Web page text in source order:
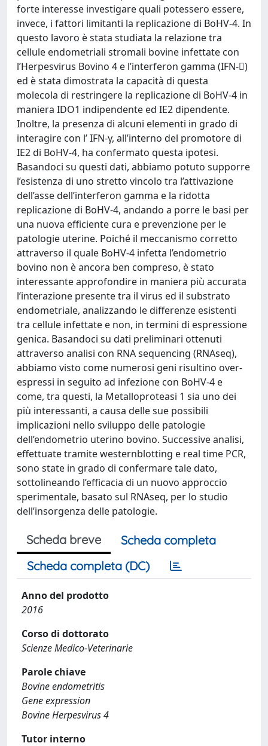
forte interesse investigare quali potessero essere,
invece, i fattori limitanti la replicazione di BoHV-4. In
questo lavoro è stata studiata la relazione tra
cellule endometriali stromali bovine infettate con
l’Herpesvirus Bovino 4 e l’interferon gamma (IFN-)
ed è stata dimostrata la capacità di questa
molecola di restringere la replicazione di BoHV-4 in
maniera IDO1 indipendente ed IE2 dipendente.
Inoltre, la presenza di alcuni elementi in grado di
interagire con l’ IFN-γ, all’interno del promotore di
IE2 di BoHV-4, ha confermato questa ipotesi.
Basandoci su questi dati, abbiamo potuto supporre
l’esistenza di uno stretto vincolo tra l’attivazione
dell’asse dell’interferon gamma e la ridotta
replicazione di BoHV-4, andando a porre le basi per
una nuova efficiente cura e prevenzione per le
patologie uterine. Poiché il meccanismo corretto
attraverso il quale BoHV-4 infetta l’endometrio
bovino non è ancora ben compreso, è stato
interessante approfondire in maniera più accurata
l’interazione presente tra il virus ed il substrato
endometriale, analizzando le differenze esistenti
tra cellule infettate e non, in termini di espressione
genica. Basandoci su dati preliminari ottenuti
attraverso analisi con RNA sequencing (RNAseq),
abbiamo visto come numerosi geni risultino over-
espressi in seguito ad infezione con BoHV-4 e
come, tra questi, la Metalloproteasi 1 sia uno dei
più interessanti, a causa delle sue possibili
implicazioni nello sviluppo delle patologie
dell’endometrio uterino bovino. Successive analisi,
effettuate tramite westernblotting e real time PCR,
sono state in grado di confermare tale dato,
sottolineando l’efficacia di un nuovo approccio
sperimentale, basato sul RNAseq, per lo studio
dell’insorgenza delle patologie.
Scheda breve
Scheda completa
Scheda completa (DC)
Anno del prodotto
2016
Corso di dottorato
Scienze Medico-Veterinarie
Parole chiave
Bovine endometritis
Gene expression
Bovine Herpesvirus 4
Tutor interno